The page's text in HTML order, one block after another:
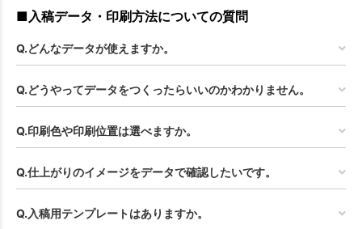
■入稿データ・印刷方法についての質問
Q.どんなデータが使えますか。
Q.どうやってデータをつくったらいいのかわかりません。
Q.印刷色や印刷位置は選べますか。
Q.仕上がりのイメージをデータで確認したいです。
Q.入稿用テンプレートはありますか。